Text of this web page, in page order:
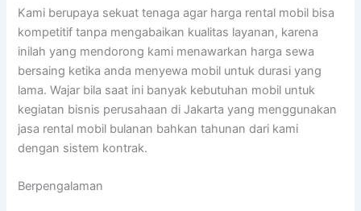
Kami berupaya sekuat tenaga agar harga rental mobil bisa
kompetitif tanpa mengabaikan kualitas layanan, karena
inilah yang mendorong kami menawarkan harga sewa
bersaing ketika anda menyewa mobil untuk durasi yang
lama. Wajar bila saat ini banyak kebutuhan mobil untuk
kegiatan bisnis perusahaan di Jakarta yang menggunakan
jasa rental mobil bulanan bahkan tahunan dari kami
dengan sistem kontrak.
Berpengalaman